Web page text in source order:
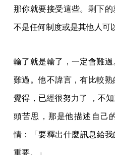
那你就要接受這些。剩下
不是任何制度或是其他人可
輸了就是輸了，一定會難
難過。他不諱言，有比較
覺得，已經很努力了 ，不
頭苦思，那是他描述自己
情：「要釋出什麼訊息給
重要。」